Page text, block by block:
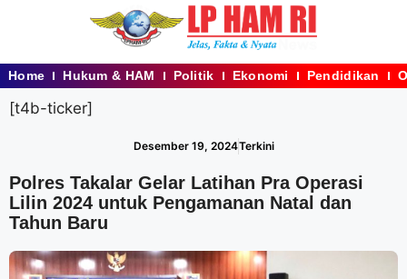
Home Hukum & HAM Politik Ekonomi Pendidikan
[t4b-ticker]
Desember 19, 2024Terkini
Polres Takalar Gelar Latihan Pra Operasi
Lilin 2024 untuk Pengamanan Natal dan
Tahun Baru